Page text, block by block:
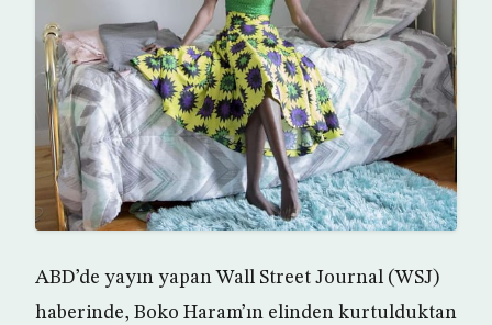
ABD’de yayın yapan Wall Street Journal (WSJ)
haberinde, Boko Haram’ın elinden kurtulduktan